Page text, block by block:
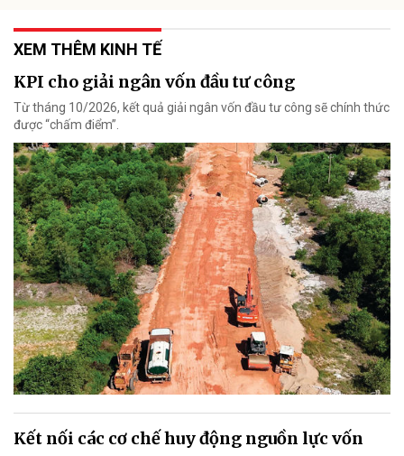
XEM THÊM KINH TẾ
KPI cho giải ngân vốn đầu tư công
Từ tháng 10/2026, kết quả giải ngân vốn đầu tư công sẽ chính thức
được “chấm điểm”.
Kết nối các cơ chế huy động nguồn lực vốn